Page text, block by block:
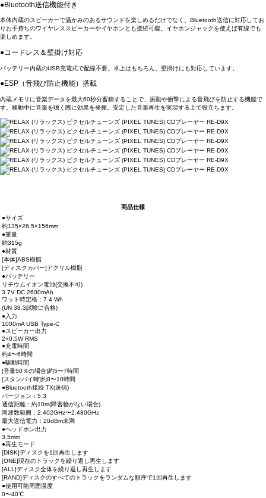
●Bluetooth送信機能付き
本体内蔵のスピーカーで温かみのあるサウンドを楽しめるだけでなく、Bluetooth送信に対応してお
りお手持ちのワイヤレススピーカーやイヤホンとも接続可能。イヤホンジャックを使えば有線でも
楽しめます。
●コードレス＆壁掛け対応
バッテリー内蔵のUSB充電式で配線不要。卓上はもちろん、壁掛けにも対応しています。
●ESP（音飛び防止機能）搭載
内蔵メモリに音楽データを最大60秒分蓄積することで、振動や衝撃による音飛びを防止する機能で
す。移動中に音楽を聴く際に効果を発揮。安定した音楽再生を実現する上で役立ちます。
商品仕様
●サイズ
約135×26.5×156mm
●重量
約315g
●材質
[本体]ABS樹脂
[ディスクカバー]アクリル樹脂
●バッテリー
リチウムイオン電池(交換不可)
3.7V DC 2600mAh
ワット時定格：7.4 Wh
(UN 38.3試験に合格)
●入力
1000mA USB Type-C
●スピーカー出力
2×0.5W RMS
●充電時間
約4〜6時間
●駆動時間
[音量50％の場合]約5〜7時間
[スタンバイ時]約8〜10時間
●Bluetooth接続 TX(送信)
バージョン：5.3
通信距離：約10m(障害物がない場合)
周波数範囲：2.402GHz〜2.480GHz
最大送信電力：20dBm未満
●ヘッドホン出力
3.5mm
●再生モード
[DISK]ディスクを1回再生します
[ONE]現在のトラックを繰り返し再生します
[ALL]ディスク全体を繰り返し再生します
[RAND]ディスクのすべてのトラックをランダムな順序で1回再生します
●使用可能周囲温度
0〜40℃